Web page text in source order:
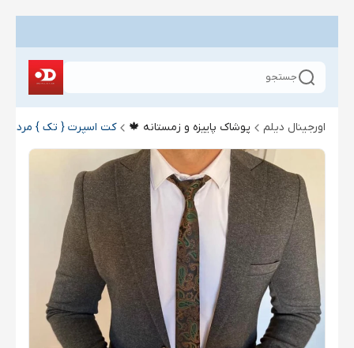
جستجو
اورجینال دیلم پوشاک پاییزه و زمستانه 🍁 کت اسپرت { تک } مردانه